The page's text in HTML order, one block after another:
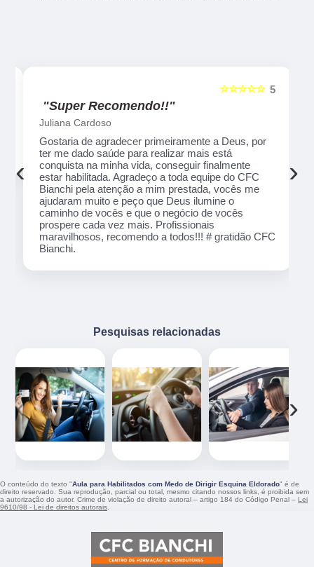
☆☆☆☆☆
"Recomendo!!"
Alexsandro Sr
Um lugar muito bom, exelente atendimento ao
público em geral. Adorei, pessoal muito profissional
em tudo, excelentes instrutores, nota 1000!!
‹ ›
‹ ›
direito reservado. Sua reprodução, parcial ou total, mesmo citando nossos links, é proibida sem
a autorização do autor. Crime de violação de direito autoral – artigo 184 do Código Penal –Lei
9610/98 - Lei de direitos autorais.